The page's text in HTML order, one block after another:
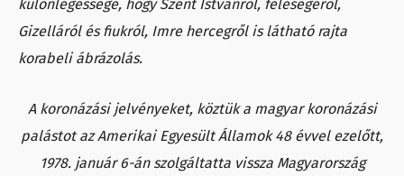
különlegessége, hogy Szent Istvánról, feleségéről,
Gizelláról és fiukról, Imre hercegről is látható rajta
korabeli ábrázolás.
A koronázási jelvényeket, köztük a magyar koronázási
palástot az Amerikai Egyesült Államok 48 évvel ezelőtt,
1978. január 6-án szolgáltatta vissza Magyarország